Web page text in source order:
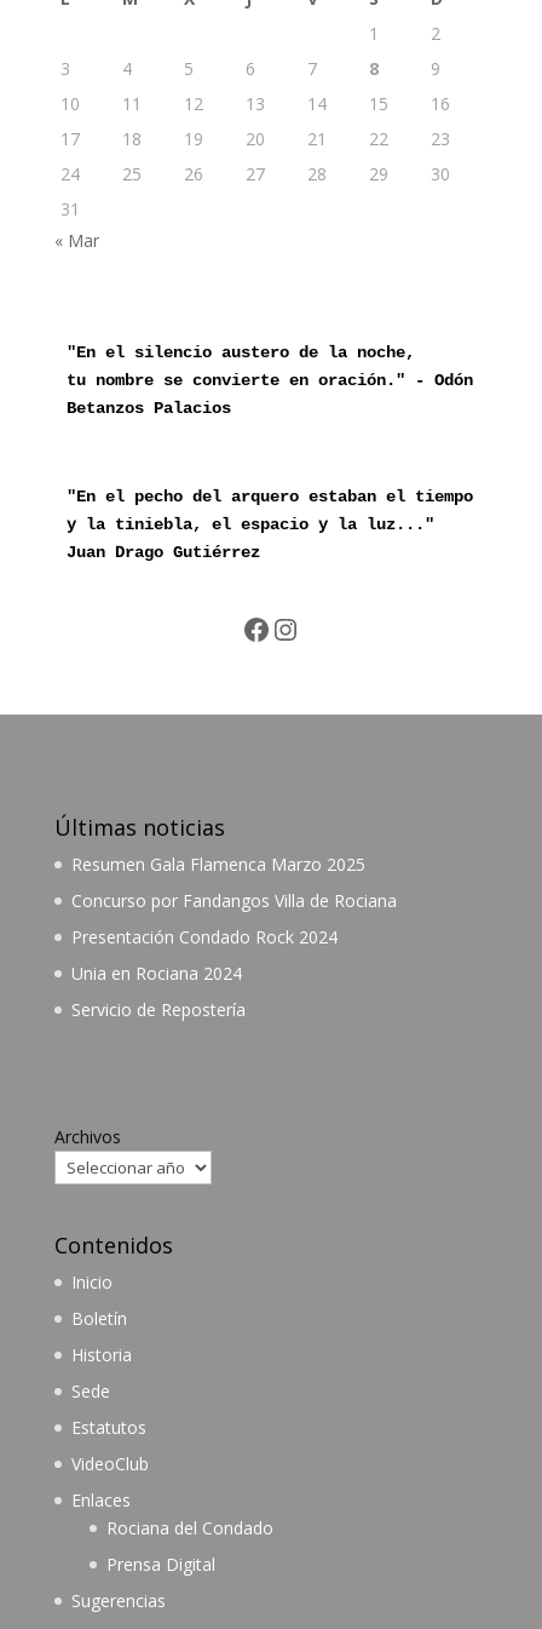
1
2
3
4 5 6 7 8
9
10
11 12 13 14 15
16
17
18 19 20 21 22
23
24
25 26 27 28 29
30
31
« Mar
"En el silencio austero de la noche,
tu nombre se convierte en oración." - Odón
Betanzos Palacios
"En el pecho del arquero estaban el tiempo
y la tiniebla, el espacio y la luz..."
Juan Drago Gutiérrez
Facebook
Instagram
Últimas noticias
Resumen Gala Flamenca Marzo 2025
Concurso por Fandangos Villa de Rociana
Presentación Condado Rock 2024
Unia en Rociana 2024
Servicio de Repostería
Archivos
Contenidos
Inicio
Boletín
Historia
Sede
Estatutos
VideoClub
Enlaces
Rociana del Condado
Prensa Digital
Sugerencias